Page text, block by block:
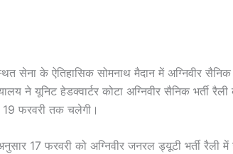
सेना के ऐतिहासिक सोमनाथ मैदान में अग्निवीर
ने यूनिट हेडक्वार्टर कोटा अग्निवीर सैनिक भर्ती
19 फरवरी तक चलेगी।
17 फरवरी को अग्निवीर जनरल ड्यूटी भर्ती रैली